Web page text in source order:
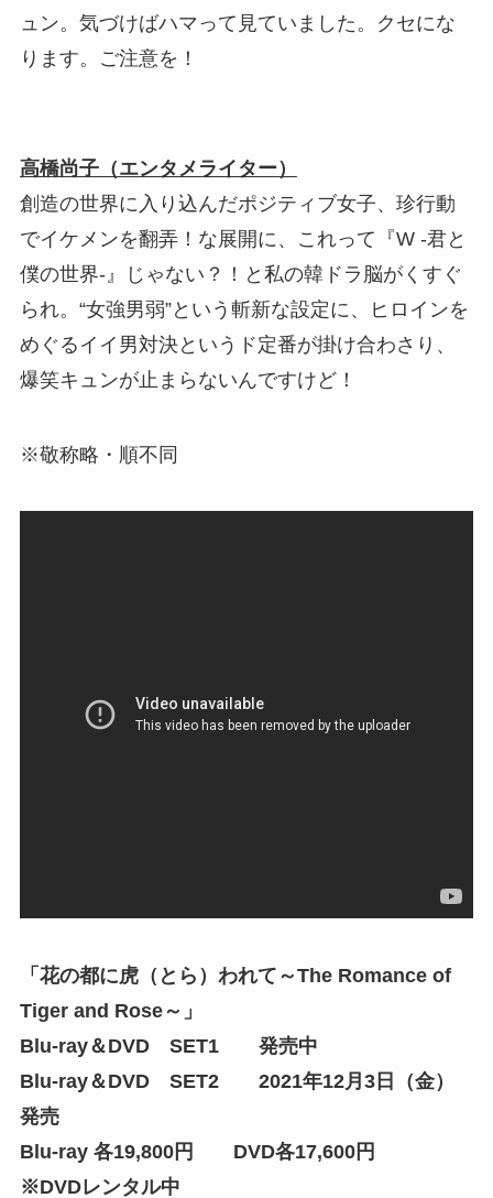
ュン。気づけばハマって見ていました。クセにな
ります。ご注意を！
高橋尚子（エンタメライター）
創造の世界に入り込んだポジティブ女子、珍行動
でイケメンを翻弄！な展開に、これって『W -君と
僕の世界-』じゃない？！と私の韓ドラ脳がくすぐ
られ。“女強男弱”という斬新な設定に、ヒロインを
めぐるイイ男対決というド定番が掛け合わさり、
爆笑キュンが止まらないんですけど！
※敬称略・順不同
「花の都に虎（とら）われて～The Romance of
Tiger and Rose～」
Blu-ray＆DVD SET1 発売中
Blu-ray＆DVD SET2 2021年12月3日（金）
発売
Blu-ray 各19,800円 DVD各17,600円
※DVDレンタル中